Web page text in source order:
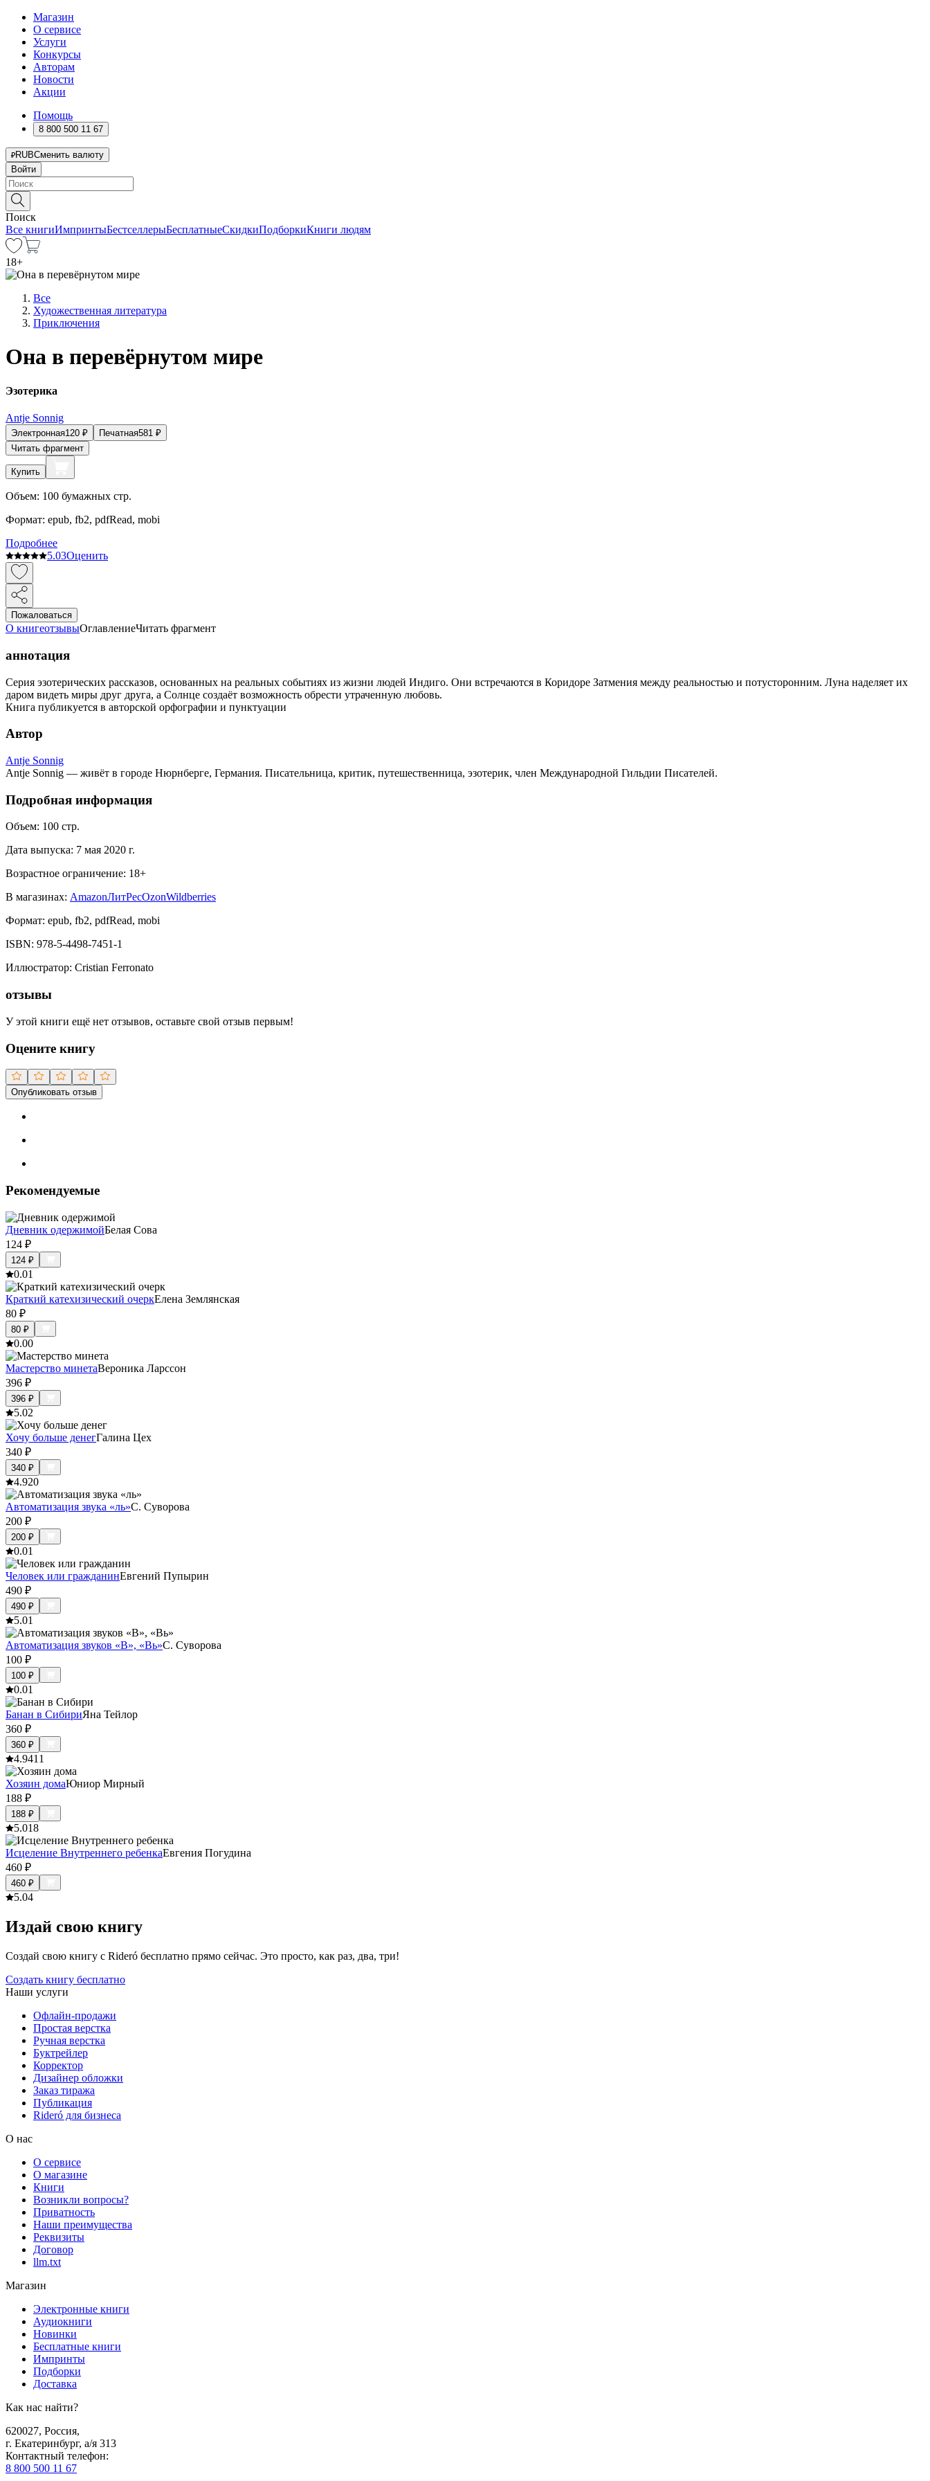
Магазин
О сервисе
Услуги
Конкурсы
Авторам
Новости
Акции
Помощь
8 800 500 11 67
RUBСменить валюту
Войти
Поиск
Все книгиИмпринтыБестселлерыБесплатныеСкидкиПодборкиКниги людям
18+
Все
Художественная литература
Приключения
Она в перевёрнутом мире
Эзотерика
Аntje Sonnig
Электронная120 ₽ Печатная581 ₽
Читать фрагмент
Купить
Объем: 100 бумажных стр.
Формат: epub, fb2, pdfRead, mobi
Подробнее
5.03Оценить
Пожаловаться
О книгеотзывыОглавлениеЧитать фрагмент
аннотация
Серия эзотерических рассказов, основанных на реальных событиях из жизни людей Индиго. Они встречаются в Коридоре Затмения между реальностью и потусторонним. Луна наделяет их
даром видеть миры друг друга, а Солнце создаёт возможность обрести утраченную любовь.
Книга публикуется в авторской орфографии и пунктуации
Автор
Аntje Sonnig
Antje Sonnig — живёт в городе Нюрнберге, Германия. Писательница, критик, путешественница, эзотерик, член Международной Гильдии Писателей.
Подробная информация
Объем: 100 стр.
Дата выпуска: 7 мая 2020 г.
Возрастное ограничение: 18+
В магазинах: AmazonЛитРесOzonWildberries
Формат: epub, fb2, pdfRead, mobi
ISBN: 978-5-4498-7451-1
Иллюстратор: Cristian Ferronato
отзывы
У этой книги ещё нет отзывов, оставьте свой отзыв первым!
Оцените книгу
Опубликовать отзыв
Рекомендуемые
Дневник одержимойБелая Сова
124 ₽
124 ₽
0.01
Краткий катехизический очеркЕлена Землянская
80 ₽
80 ₽
0.00
Мастерство минетаВероника Ларссон
396 ₽
396 ₽
5.02
Хочу больше денегГалина Цех
340 ₽
340 ₽
4.920
Автоматизация звука «ль»С. Суворова
200 ₽
200 ₽
0.01
Человек или гражданинЕвгений Пупырин
490 ₽
490 ₽
5.01
Автоматизация звуков «В», «Вь»С. Суворова
100 ₽
100 ₽
0.01
Банан в СибириЯна Тейлор
360 ₽
360 ₽
4.9411
Хозяин домаЮниор Мирный
188 ₽
188 ₽
5.018
Исцеление Внутреннего ребенкаЕвгения Погудина
460 ₽
460 ₽
5.04
Издай свою книгу
Создай свою книгу с Rideró бесплатно прямо сейчас. Это просто, как раз, два, три!
Создать книгу бесплатно
Наши услуги
Офлайн-продажи
Простая верстка
Ручная верстка
Буктрейлер
Корректор
Дизайнер обложки
Заказ тиража
Публикация
Rideró для бизнеса
О нас
О сервисе
О магазине
Книги
Возникли вопросы?
Приватность
Наши преимущества
Реквизиты
Договор
llm.txt
Магазин
Электронные книги
Аудиокниги
Новинки
Бесплатные книги
Импринты
Подборки
Доставка
Как нас найти?
620027, Россия,
г. Екатеринбург, а/я 313
Контактный телефон:
8 800 500 11 67